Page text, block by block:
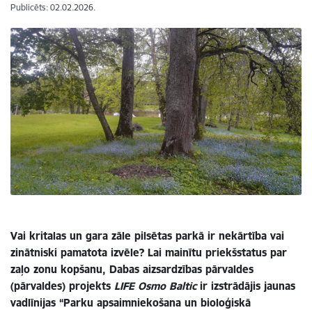
Publicēts: 02.02.2026.
Vai kritalas un gara zāle pilsētas parkā ir nekārtība vai
zinātniski pamatota izvēle? Lai mainītu priekšstatus par
zaļo zonu kopšanu, Dabas aizsardzības pārvaldes
(pārvaldes) projekts LIFE Osmo Balticir izstrādājis jaunas
vadlīnijas “Parku apsaimniekošana un bioloģiskā